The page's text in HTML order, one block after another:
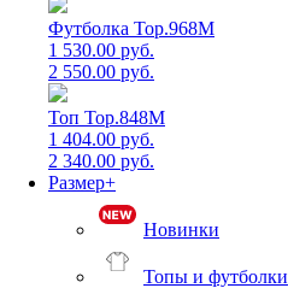
Футболка Top.968M
1 530.00 руб.
2 550.00 руб.
Топ Top.848M
1 404.00 руб.
2 340.00 руб.
Размер+
Новинки
Топы и футболки